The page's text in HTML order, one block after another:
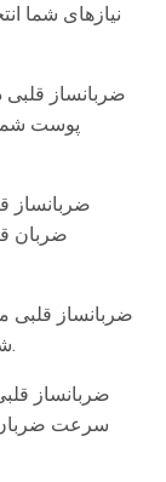
نیازهای شما
ضربانساز
پوست شما
ضربانساز
ضربان
ضربانساز قلبی
شخص قلبی در زمان ایست قلبی کمک می‌کند.
ضربانساز
سرعت ضربان